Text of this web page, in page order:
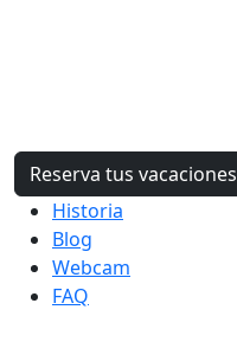
Reserva tus vacaciones
Historia
Blog
Webcam
FAQ